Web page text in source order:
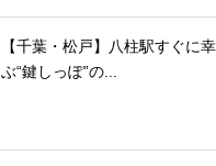
【千葉・松戸】八柱駅すぐに
ぶ“鍵しっぽ”の...